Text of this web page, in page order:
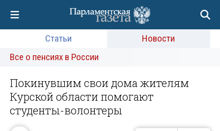
Статьи
Новости
Все о пенсиях в России
Покинувшим свои дома жителям
Курской области помогают
студенты-волонтеры